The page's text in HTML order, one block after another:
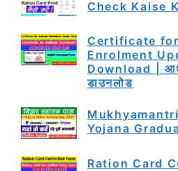
Check Kaise
Certificate
Enrolment
Download |
डाउनलोड
Yojana
Ration Card